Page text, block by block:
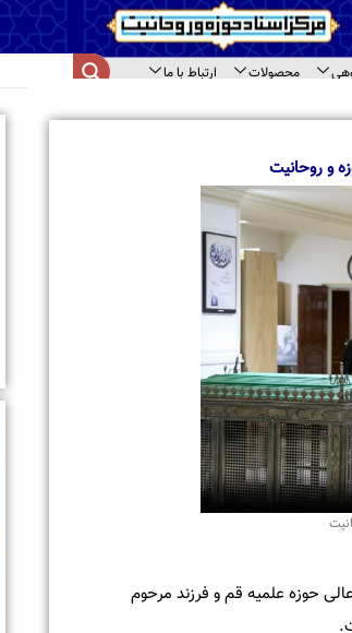
محصولات
ارتباط با ما
علمیه قم و فرزند مرحوم